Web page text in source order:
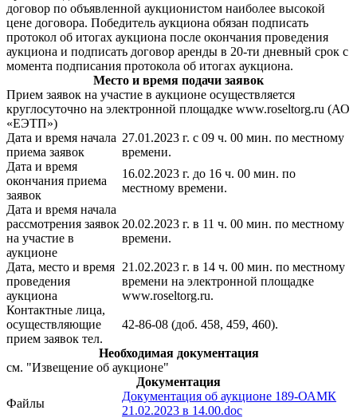
договор по объявленной аукционистом наиболее высокой
цене договора. Победитель аукциона обязан подписать
протокол об итогах аукциона после окончания проведения
аукциона и подписать договор аренды в 20-ти дневный срок с
момента подписания протокола об итогах аукциона.
Место и время подачи заявок
Прием заявок на участие в аукционе осуществляется
круглосуточно на электронной площадке www.roseltorg.ru (АО
«ЕЭТП»)
Дата и время начала
приема заявок
27.01.2023 г. с 09 ч. 00 мин. по местному
времени.
Дата и время
окончания приема
заявок
16.02.2023 г. до 16 ч. 00 мин. по
местному времени.
Дата и время начала
рассмотрения заявок
на участие в
аукционе
20.02.2023 г. в 11 ч. 00 мин. по местному
времени.
Дата, место и время
проведения
аукциона
21.02.2023 г. в 14 ч. 00 мин. по местному
времени на электронной площадке
www.roseltorg.ru.
Контактные лица,
осуществляющие
прием заявок тел.
42-86-08 (доб. 458, 459, 460).
Необходимая документация
см. "Извещение об аукционе"
Документация
Файлы
Документация об аукционе 189-ОАМК
21.02.2023 в 14.00.doc